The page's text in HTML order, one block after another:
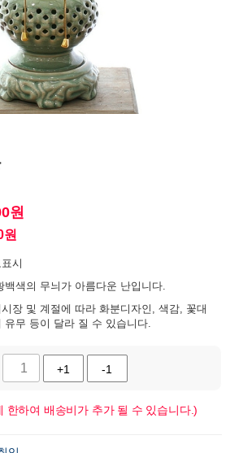
원
원
시
백색의 무늬가 아름다운 난입니다.
장 및 계절에 따라 화분디자인, 색감, 꽃대
유무 등이 달라 질 수 있습니다.
+1 -1
한하여 배송비가 추가 될 수 있습니다.)